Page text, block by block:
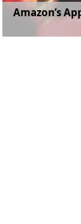
Amazon’s